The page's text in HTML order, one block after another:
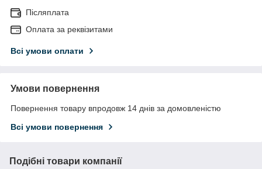
Післяплата
Оплата за реквізитами
Всі умови оплати
Умови повернення
Повернення товару впродовж 14 днів за домовленістю
Всі умови повернення
Подібні товари компанії